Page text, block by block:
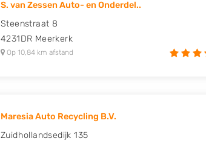
S. van Zessen Auto- en Onderdel..
Steenstraat 8
4231DR Meerkerk
Op 10,84 km afstand
Maresia Auto Recycling B.V.
Zuidhollandsedijk 135